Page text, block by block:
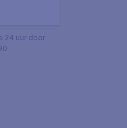
24 uur door